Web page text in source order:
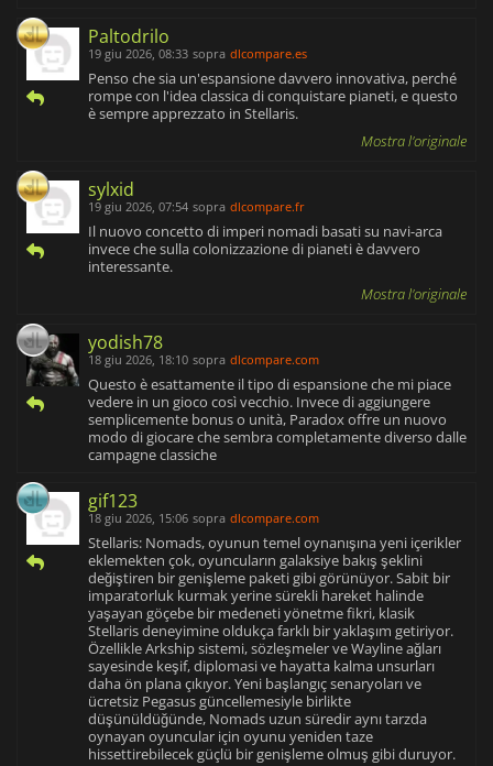
Paltodrilo
19 giu 2026, 08:33 sopra dlcompare.es
Penso che sia un'espansione davvero innovativa, perché
rompe con l'idea classica di conquistare pianeti, e questo
è sempre apprezzato in Stellaris.
Mostra l'originale
sylxid
19 giu 2026, 07:54 sopra dlcompare.fr
Il nuovo concetto di imperi nomadi basati su navi-arca
invece che sulla colonizzazione di pianeti è davvero
interessante.
Mostra l'originale
yodish78
18 giu 2026, 18:10 sopra dlcompare.com
Questo è esattamente il tipo di espansione che mi piace
vedere in un gioco così vecchio. Invece di aggiungere
semplicemente bonus o unità, Paradox offre un nuovo
modo di giocare che sembra completamente diverso dalle
campagne classiche
gif123
18 giu 2026, 15:06 sopra dlcompare.com
Stellaris: Nomads, oyunun temel oynanışına yeni içerikler
eklemekten çok, oyuncuların galaksiye bakış şeklini
değiştiren bir genişleme paketi gibi görünüyor. Sabit bir
imparatorluk kurmak yerine sürekli hareket halinde
yaşayan göçebe bir medeneti yönetme fikri, klasik
Stellaris deneyimine oldukça farklı bir yaklaşım getiriyor.
Özellikle Arkship sistemi, sözleşmeler ve Wayline ağları
sayesinde keşif, diplomasi ve hayatta kalma unsurları
daha ön plana çıkıyor. Yeni başlangıç senaryoları ve
ücretsiz Pegasus güncellemesiyle birlikte
düşünüldüğünde, Nomads uzun süredir aynı tarzda
oynayan oyuncular için oyunu yeniden taze
hissettirebilecek güçlü bir genişleme olmuş gibi duruyor.